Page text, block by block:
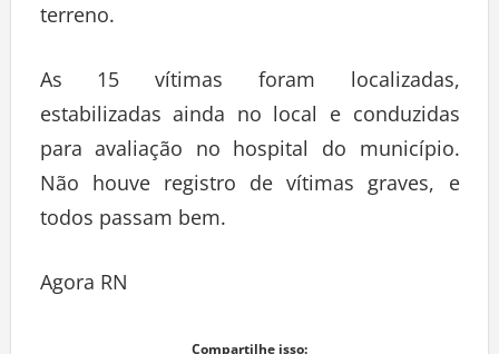
terreno.
As 15 vítimas foram localizadas,
estabilizadas ainda no local e conduzidas
para avaliação no hospital do município.
Não houve registro de vítimas graves, e
todos passam bem.
Agora RN
Compartilhe isso: